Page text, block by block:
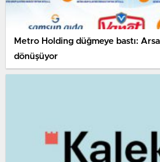
Metro Holding düğmeye bastı:
dönüşüyor